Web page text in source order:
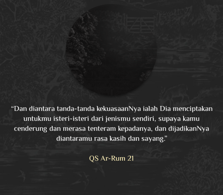
“Dan diantara tanda-tanda kekuasaanNya ialah Dia menciptakan
untukmu isteri-isteri dari jenismu sendiri, supaya kamu
cenderung dan merasa tenteram kepadanya, dan dijadikanNya
diantaramu rasa kasih dan sayang.”
QS Ar-Rum 21